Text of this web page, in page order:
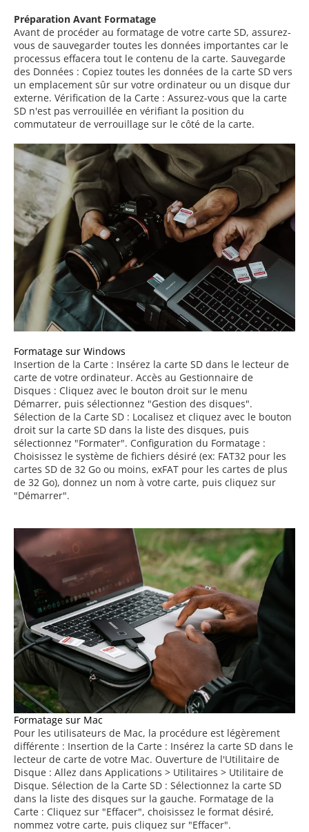
Préparation Avant Formatage
Avant de procéder au formatage de votre carte SD, assurez-
vous de sauvegarder toutes les données importantes car le
processus effacera tout le contenu de la carte. Sauvegarde
des Données : Copiez toutes les données de la carte SD vers
un emplacement sûr sur votre ordinateur ou un disque dur
externe. Vérification de la Carte : Assurez-vous que la carte
SD n'est pas verrouillée en vérifiant la position du
commutateur de verrouillage sur le côté de la carte.
Formatage sur Windows
Insertion de la Carte : Insérez la carte SD dans le lecteur de
carte de votre ordinateur. Accès au Gestionnaire de
Disques : Cliquez avec le bouton droit sur le menu
Démarrer, puis sélectionnez "Gestion des disques".
Sélection de la Carte SD : Localisez et cliquez avec le bouton
droit sur la carte SD dans la liste des disques, puis
sélectionnez "Formater". Configuration du Formatage :
Choisissez le système de fichiers désiré (ex: FAT32 pour les
cartes SD de 32 Go ou moins, exFAT pour les cartes de plus
de 32 Go), donnez un nom à votre carte, puis cliquez sur
"Démarrer".
Formatage sur Mac
Pour les utilisateurs de Mac, la procédure est légèrement
différente : Insertion de la Carte : Insérez la carte SD dans le
lecteur de carte de votre Mac. Ouverture de l'Utilitaire de
Disque : Allez dans Applications > Utilitaires > Utilitaire de
Disque. Sélection de la Carte SD : Sélectionnez la carte SD
dans la liste des disques sur la gauche. Formatage de la
Carte : Cliquez sur "Effacer", choisissez le format désiré,
nommez votre carte, puis cliquez sur "Effacer".